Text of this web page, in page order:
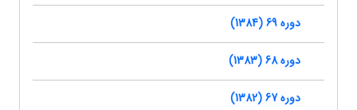
دوره 69 (1384)
دوره 68 (1383)
دوره 67 (1382)